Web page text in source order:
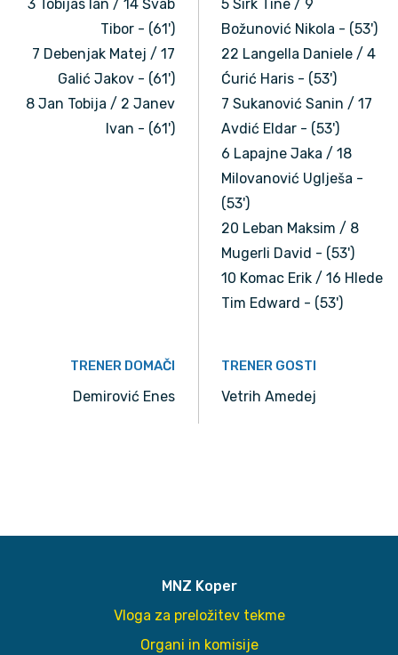
3 Tobijas Ian / 14 Švab
Tibor - (61')
7 Debenjak Matej / 17
Galić Jakov - (61')
8 Jan Tobija / 2 Janev
Ivan - (61')
5 Sirk Tine / 9
Božunović Nikola - (53')
22 Langella Daniele / 4
Ćurić Haris - (53')
7 Sukanović Sanin / 17
Avdić Eldar - (53')
6 Lapajne Jaka / 18
Milovanović Uglješa -
(53')
20 Leban Maksim / 8
Mugerli David - (53')
10 Komac Erik / 16 Hlede
Tim Edward - (53')
TRENER DOMAČI
Demirović Enes
TRENER GOSTI
Vetrih Amedej
MNZ Koper
Vloga za preložitev tekme
Organi in komisije